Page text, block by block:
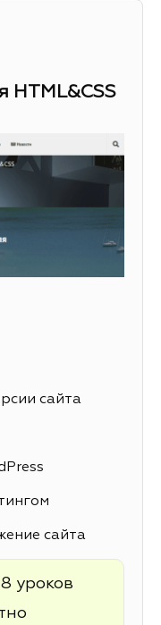
HTML&CSS
сайта
сайта
8 уроков